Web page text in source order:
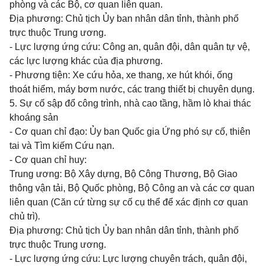
phòng và các Bộ, cơ quan liên quan.
Địa phương: Chủ tịch Ủy ban nhân dân tỉnh, thành phố
trực thuộc Trung ương.
- Lực lượng ứng cứu: Công an, quân đội, dân quân tự vệ,
các lực lượng khác của địa phương.
- Phương tiện: Xe cứu hỏa, xe thang, xe hút khói, ống
thoáthiểm, máy bơm nước, các trang thiết bị chuyên dụng.
5. Sự cố sập đổ công trình, nhà cao tầng, hầm lò khai thác
khoáng sản
- Cơ quan chỉ đạo: Ủy ban Quốc gia Ứng phó sự cố, thiên
tai và Tìm kiếm Cứu nạn.
- Cơ quan chỉ huy:
Trung ương: Bộ Xây dựng, Bộ Công Thương, Bộ Giao
thông vận tải, Bộ Quốc phòng, Bộ Công an và các cơ quan
liên quan (Căn cứ từng sự cố cụ thể để xác định cơ quan
chủ trì).
Địa phương: Chủ tịch Ủy ban nhân dân tỉnh, thành phố
trực thuộc Trung ương.
- Lực lượng ứng cứu: Lực lượng chuyên trách, quân đội,